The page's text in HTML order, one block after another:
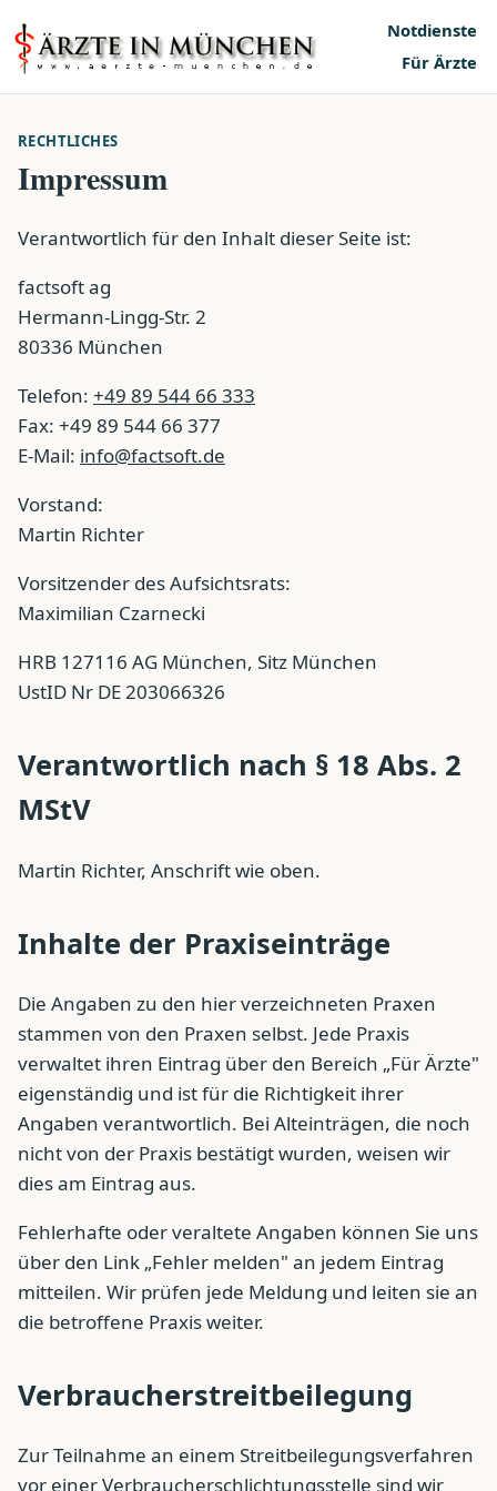
Notdienste
Für Ärzte
RECHTLICHES
Impressum
Verantwortlich für den Inhalt dieser Seite ist:
factsoft ag
Hermann-Lingg-Str. 2
80336 München
Telefon: +49 89 544 66 333
Fax: +49 89 544 66 377
E-Mail: info@factsoft.de
Vorstand:
Martin Richter
Vorsitzender des Aufsichtsrats:
Maximilian Czarnecki
HRB 127116 AG München, Sitz München
UstID Nr DE 203066326
Verantwortlich nach § 18 Abs. 2
MStV
Martin Richter, Anschrift wie oben.
Inhalte der Praxiseinträge
Die Angaben zu den hier verzeichneten Praxen
stammen von den Praxen selbst. Jede Praxis
verwaltet ihren Eintrag über den Bereich „Für Ärzte"
eigenständig und ist für die Richtigkeit ihrer
Angaben verantwortlich. Bei Alteinträgen, die noch
nicht von der Praxis bestätigt wurden, weisen wir
dies am Eintrag aus.
Fehlerhafte oder veraltete Angaben können Sie uns
über den Link „Fehler melden" an jedem Eintrag
mitteilen. Wir prüfen jede Meldung und leiten sie an
die betroffene Praxis weiter.
Verbraucherstreitbeilegung
Zur Teilnahme an einem Streitbeilegungsverfahren
vor einer Verbraucherschlichtungsstelle sind wir